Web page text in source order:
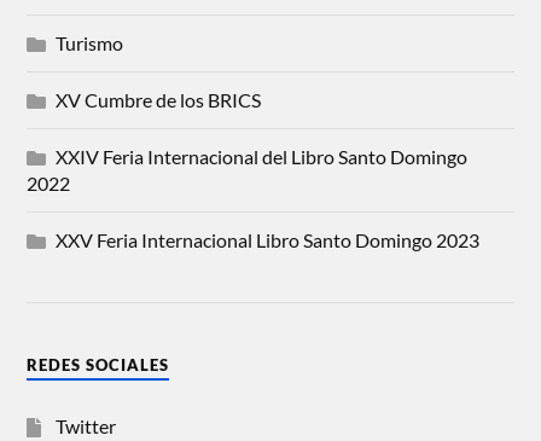
Turismo
XV Cumbre de los BRICS
XXIV Feria Internacional del Libro Santo Domingo
2022
XXV Feria Internacional Libro Santo Domingo 2023
REDES SOCIALES
Twitter